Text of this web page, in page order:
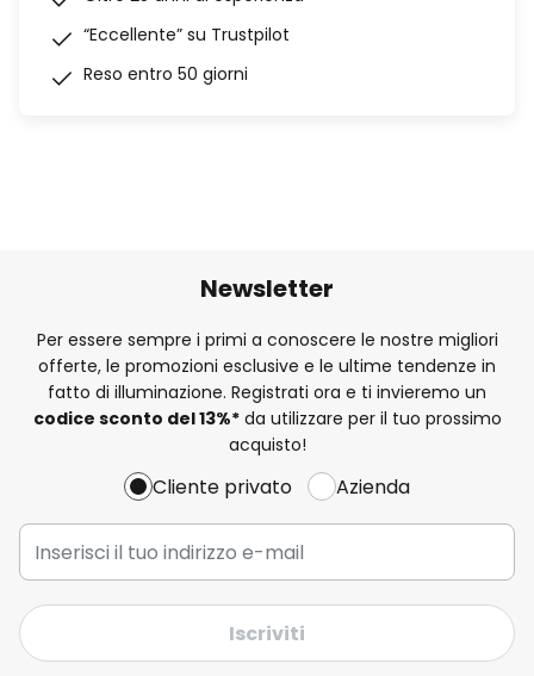
“Eccellente” su Trustpilot
Reso entro 50 giorni
Newsletter
Per essere sempre i primi a conoscere le nostre migliori
offerte, le promozioni esclusive e le ultime tendenze in
fatto di illuminazione. Registrati ora e ti invieremo un
codice sconto del13%*da utilizzare per il tuo prossimo
acquisto!
Cliente privato Azienda
Iscriviti